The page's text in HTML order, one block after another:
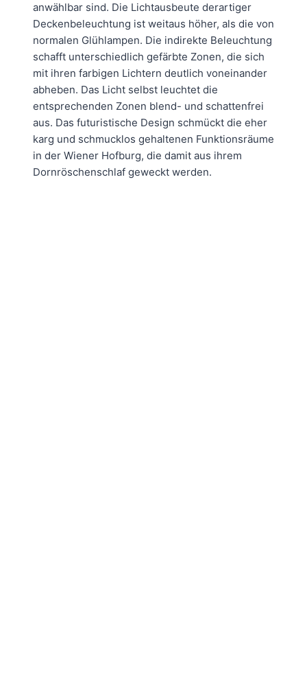
anwählbar sind. Die Lichtausbeute derartiger
Deckenbeleuchtung ist weitaus höher, als die von
normalen Glühlampen. Die indirekte Beleuchtung
schafft unterschiedlich gefärbte Zonen, die sich
mit ihren farbigen Lichtern deutlich voneinander
abheben. Das Licht selbst leuchtet die
entsprechenden Zonen blend- und schattenfrei
aus. Das futuristische Design schmückt die eher
karg und schmucklos gehaltenen Funktionsräume
in der Wiener Hofburg, die damit aus ihrem
Dornröschenschlaf geweckt werden.